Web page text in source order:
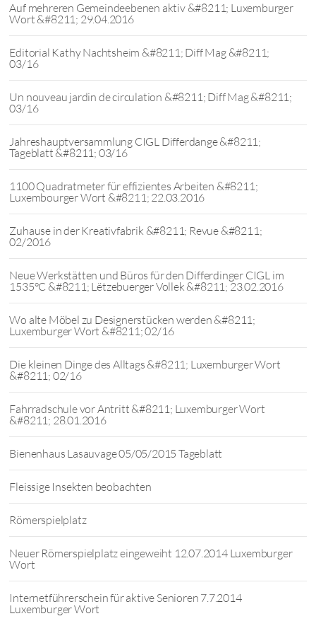
Auf mehreren Gemeindeebenen aktiv &#8211; Luxemburger
Wort &#8211; 29.04.2016
Editorial Kathy Nachtsheim &#8211; Diff Mag &#8211;
03/16
Un nouveau jardin de circulation &#8211; Diff Mag &#8211;
03/16
Jahreshauptversammlung CIGL Differdange &#8211;
Tageblatt &#8211; 03/16
1100 Quadratmeter für effizientes Arbeiten &#8211;
Luxembourger Wort &#8211; 22.03.2016
Zuhause in der Kreativfabrik &#8211; Revue &#8211;
02/2016
Neue Werkstätten und Büros für den Differdinger CIGL im
1535°C &#8211; Lëtzebuerger Vollek &#8211; 23.02.2016
Wo alte Möbel zu Designerstücken werden &#8211;
Luxemburger Wort &#8211; 02/16
Die kleinen Dinge des Alltags &#8211; Luxemburger Wort
&#8211; 02/16
Fahrradschule vor Antritt &#8211; Luxemburger Wort
&#8211; 28.01.2016
Bienenhaus Lasauvage 05/05/2015 Tageblatt
Fleissige Insekten beobachten
Römerspielplatz
Neuer Römerspielplatz eingeweiht 12.07.2014 Luxemburger
Wort
Internetführerschein für aktive Senioren 7.7.2014
Luxemburger Wort